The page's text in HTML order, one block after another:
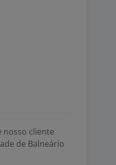
nosso cliente
de Balneário